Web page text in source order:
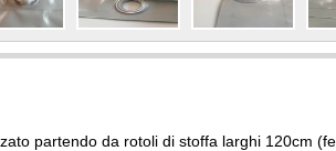
partendo da rotoli di stoffa larghi 120cm